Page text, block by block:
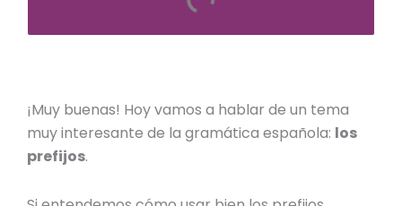
¡Muy buenas! Hoy vamos a hablar de un tema
muy interesante de la gramática española: los
prefijos.